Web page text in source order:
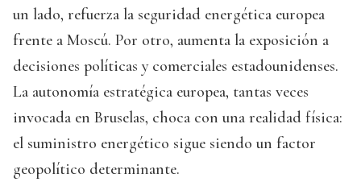
un lado, refuerza la seguridad energética europea
frente a Moscú. Por otro, aumenta la exposición a
decisiones políticas y comerciales estadounidenses.
La autonomía estratégica europea, tantas veces
invocada en Bruselas, choca con una realidad física:
el suministro energético sigue siendo un factor
geopolítico determinante.